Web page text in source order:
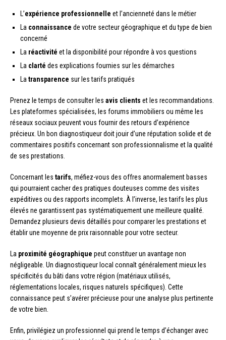
L’expérience professionnelle et l’ancienneté dans le métier
La connaissance de votre secteur géographique et du type de bien
concerné
La réactivité et la disponibilité pour répondre à vos questions
La clarté des explications fournies sur les démarches
La transparence sur les tarifs pratiqués
Prenez le temps de consulter les avis clients et les recommandations.
Les plateformes spécialisées, les forums immobiliers ou même les
réseaux sociaux peuvent vous fournir des retours d’expérience
précieux. Un bon diagnostiqueur doit jouir d’une réputation solide et de
commentaires positifs concernant son professionnalisme et la qualité
de ses prestations.
Concernant les tarifs, méfiez-vous des offres anormalement basses
qui pourraient cacher des pratiques douteuses comme des visites
expéditives ou des rapports incomplets. À l’inverse, les tarifs les plus
élevés ne garantissent pas systématiquement une meilleure qualité.
Demandez plusieurs devis détaillés pour comparer les prestations et
établir une moyenne de prix raisonnable pour votre secteur.
La proximité géographique peut constituer un avantage non
négligeable. Un diagnostiqueur local connaît généralement mieux les
spécificités du bâti dans votre région (matériaux utilisés,
réglementations locales, risques naturels spécifiques). Cette
connaissance peut s’avérer précieuse pour une analyse plus pertinente
de votre bien.
Enfin, privilégiez un professionnel qui prend le temps d’échanger avec